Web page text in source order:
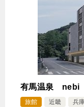
有馬温泉 nebi
旅館 近畿 兵